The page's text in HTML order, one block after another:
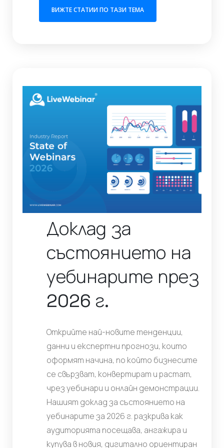
ВИЖТЕ СТАТИИ ПО ТАЗИ ТЕМА
Доклад за
състоянието на
уебинарите през
2026 г.
Открийте най-новите тенденции,
данни и експертни прогнози, които
оформят начина, по който бизнесите
се свързват, конвертират и растат,
чрез уебинари и онлайн демонстрации.
Нашият доклад за състоянието на
уебинарите за 2026 г. разкрива как
аудиторията посещава, ангажира и
купува в новия, дигитално ориентиран